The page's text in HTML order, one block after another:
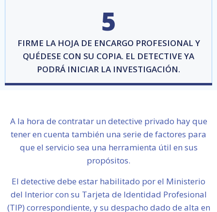
5
FIRME LA HOJA DE ENCARGO PROFESIONAL Y
QUÉDESE CON SU COPIA. EL DETECTIVE YA
PODRÁ INICIAR LA INVESTIGACIÓN.
A la hora de contratar un detective privado hay que
tener en cuenta también una serie de factores para
que el servicio sea una herramienta útil en sus
propósitos.
El detective debe estar habilitado por el Ministerio
del Interior con su Tarjeta de Identidad Profesional
(TIP) correspondiente, y su despacho dado de alta en